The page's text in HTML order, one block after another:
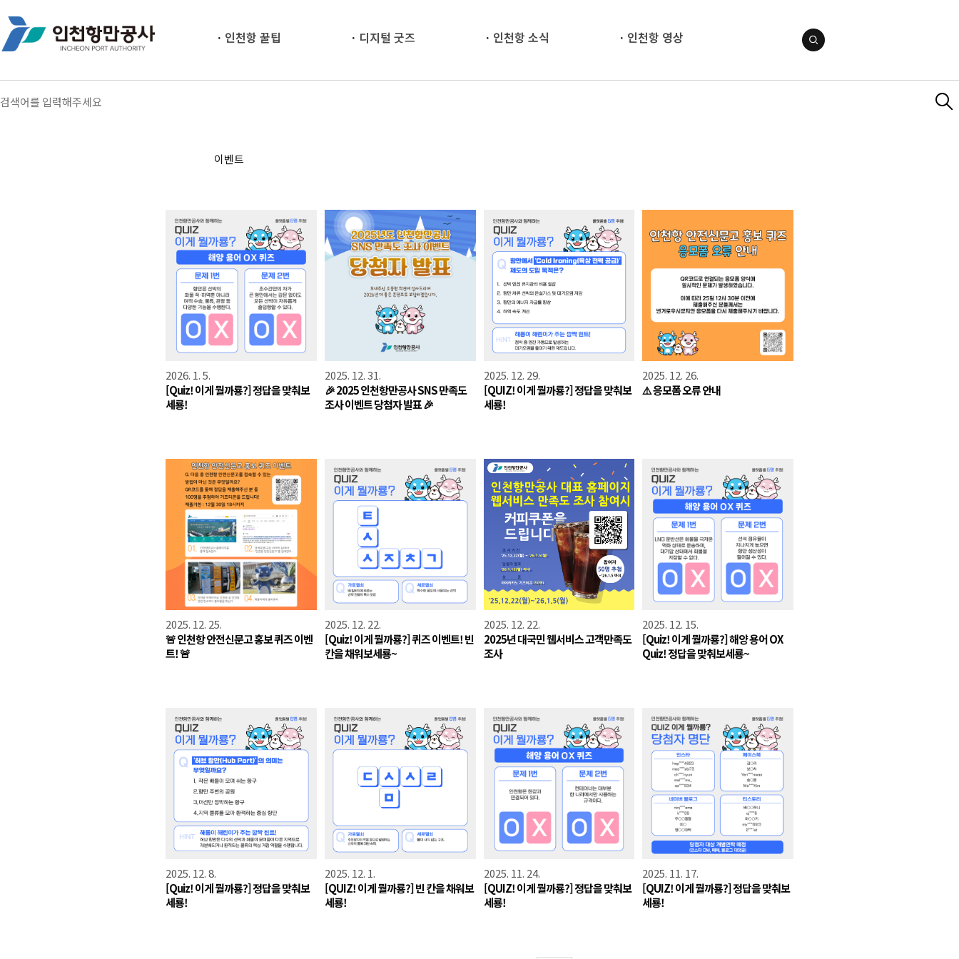
인천항 꿀팁 디지털 굿즈 인천항 소식 인천항 영상
이벤트
2026. 1. 5.
[Quiz! 이게 뭘까룡?] 정답을 맞춰보
세룡!
2025. 12. 31.
🎉 2025 인천항만공사 SNS 만족도
조사 이벤트 당첨자 발표 🎉
2025. 12. 29.
[QUIZ! 이게 뭘까룡?] 정답을 맞춰보
세룡!
2025. 12. 26.
⚠️ 응모폼 오류 안내
2025. 12. 25.
🚨 인천항 안전신문고 홍보 퀴즈 이벤
트! 🚨
2025. 12. 22.
[Quiz! 이게 뭘까룡?] 퀴즈 이벤트! 빈
칸을 채워보세룡~
2025. 12. 22.
2025년 대국민 웹서비스 고객만족도
조사
2025. 12. 15.
[Quiz! 이게 뭘까룡?] 해양 용어 OX
Quiz! 정답을 맞춰보세룡~
2025. 12. 8.
[Quiz! 이게 뭘까룡?] 정답을 맞춰보
세룡!
2025. 12. 1.
[QUIZ! 이게 뭘까룡?] 빈 칸을 채워보
세룡!
2025. 11. 24.
[QUIZ! 이게 뭘까룡?] 정답을 맞춰보
세룡!
2025. 11. 17.
[QUIZ! 이게 뭘까룡?] 정답을 맞춰보
세룡!